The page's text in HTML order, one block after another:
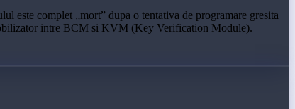
este complet „mort” dupa o tentativa de programare gresita
intre BCM si KVM (Key Verification Module).